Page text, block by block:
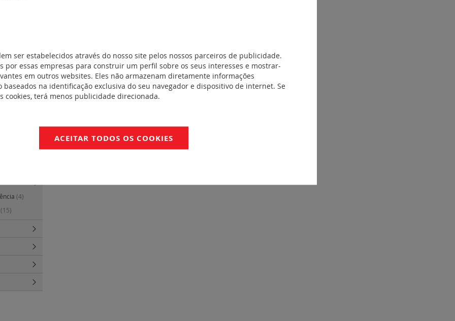
e
e USB
(15)
de som
(4)
(15)
ser estabelecidos através do nosso site pelos nossos parceiros de publicidade.
por essas empresas para construir um perfil sobre os seus interesses e mostrar-
em outros websites. Eles não armazenam diretamente informações
baseados na identificação exclusiva do seu navegador e dispositivo de internet. Se
cookies, terá menos publicidade direcionada.
ACEITAR TODOS OS COOKIES